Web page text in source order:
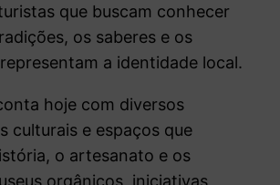
que buscam conhecer
os saberes e os
a identidade local.
hoje com diversos
culturais e espaços que
o artesanato e os
orgânicos, iniciativas